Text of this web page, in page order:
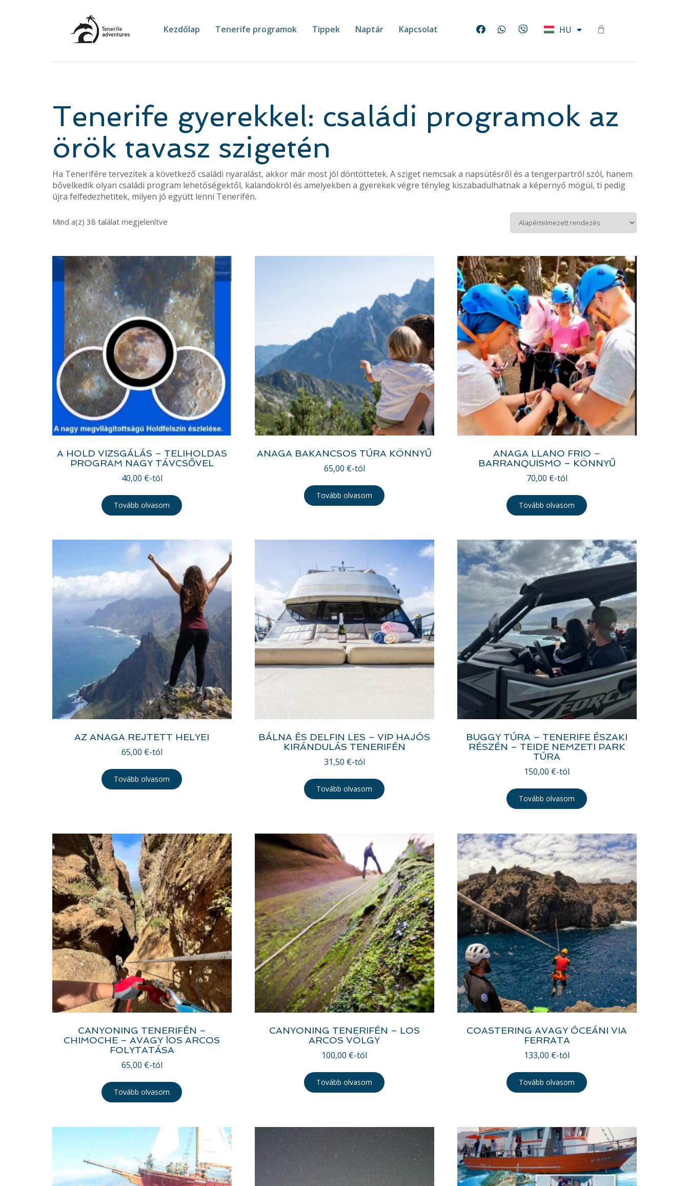
Kezdőlap Tenerife programok Tippek Naptár Kapcsolat HU
DE
Tenerife gyerekkel: családi programok az
örök tavasz szigetén
Ha Tenerifére tervezitek a következő családi nyaralást, akkor már most jól döntöttetek. A sziget nemcsak a napsütésről és a tengerpartról szól, hanem
bővelkedik olyan családi program lehetőségektől, kalandokról és amelyekben a gyerekek végre tényleg kiszabadulhatnak a képernyő mögül, ti pedig
újra felfedezhetitek, milyen jó együtt lenni Tenerifén.
Mind a(z) 38 találat megjelenítve
A HOLD VIZSGÁLÁS – TELIHOLDAS
PROGRAM NAGY TÁVCSŐVEL
40,00 €-tól
Tovább olvasom
ANAGA BAKANCSOS TÚRA KÖNNYŰ
65,00 €-tól
Tovább olvasom
ANAGA LLANO FRIO –
BARRANQUISMO – KÖNNYŰ
70,00 €-tól
Tovább olvasom
AZ ANAGA REJTETT HELYEI
65,00 €-tól
Tovább olvasom
BÁLNA ÉS DELFIN LES – VIP HAJÓS
KIRÁNDULÁS TENERIFÉN
31,50 €-tól
Tovább olvasom
BUGGY TÚRA – TENERIFE ÉSZAKI
RÉSZÉN – TEIDE NEMZETI PARK
TÚRA
150,00 €-tól
Tovább olvasom
CANYONING TENERIFÉN –
CHIMOCHE – AVAGY lOS ARCOS
FOLYTATÁSA
65,00 €-tól
Tovább olvasom
CANYONING TENERIFÉN – LOS
ARCOS VÖLGY
100,00 €-tól
Tovább olvasom
COASTERING AVAGY ÓCEÁNI VIA
FERRATA
133,00 €-tól
Tovább olvasom